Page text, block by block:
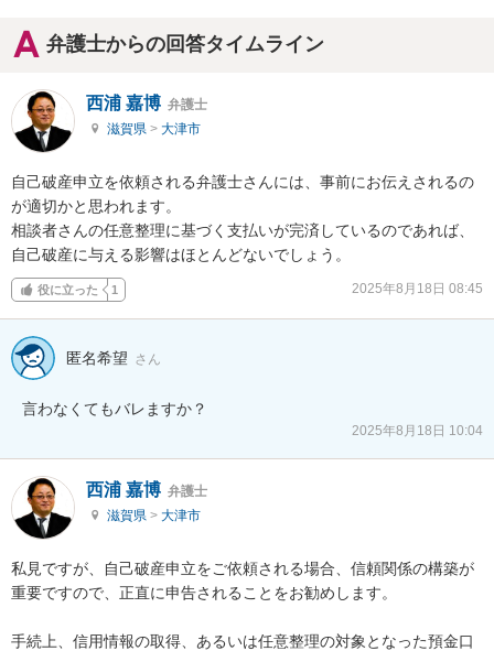
弁護士からの回答タイムライン
西浦 嘉博 弁護士
滋賀県 > 大津市
自己破産申立を依頼される弁護士さんには、事前にお伝えされるの
が適切かと思われます。
相談者さんの任意整理に基づく支払いが完済しているのであれば、
自己破産に与える影響はほとんどないでしょう。
役に立った 1 2025年8月18日 08:45
匿名希望 さん
言わなくてもバレますか？
2025年8月18日 10:04
西浦 嘉博 弁護士
滋賀県 > 大津市
私見ですが、自己破産申立をご依頼される場合、信頼関係の構築が
重要ですので、正直に申告されることをお勧めします。
手続上、信用情報の取得、あるいは任意整理の対象となった預金口